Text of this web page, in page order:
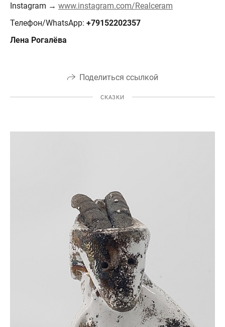
Instagram → www.instagram.com/Realceram
Телефон/WhatsApp: +79152202357
Лена Рогалёва
Поделиться ссылкой
СКАЗКИ